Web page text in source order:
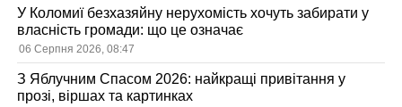
У Коломиї безхазяйну нерухомість хочуть забирати у
власність громади: що це означає
06 Серпня 2026, 08:47
З Яблучним Спасом 2026: найкращі привітання у
прозі, віршах та картинках